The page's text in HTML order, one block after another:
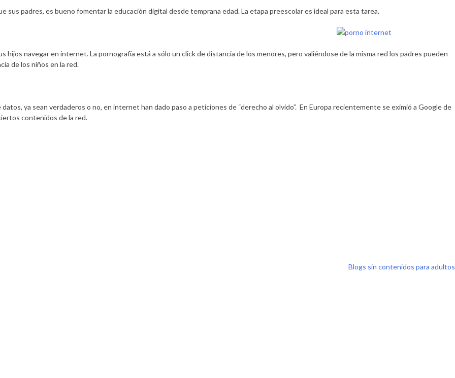
sus padres, es bueno fomentar la educación digital desde temprana edad. La etapa preescolar es ideal para esta tarea.
hijos navegar en internet. La pornografía está a sólo un click de distancia de los menores, pero valiéndose de la misma red los padres pueden
de los niños en la red.
ya sean verdaderos o no, en internet han dado paso a peticiones de “derecho al olvido”. En Europa recientemente se eximió a Google de
contenidos de la red.
Blogs sin contenidos para adultos